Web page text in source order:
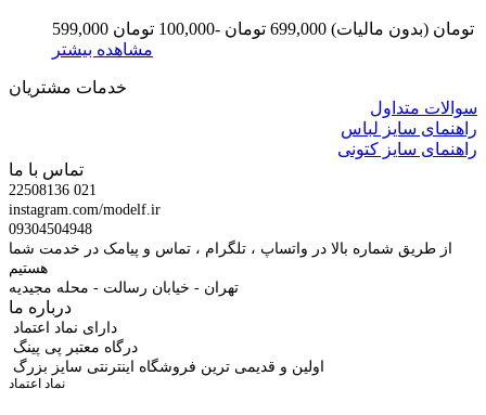
599,000 تومان (بدون مالیات) 699,000 تومان
-100,000 تومان
مشاهده بیشتر
خدمات مشتریان
سوالات متداول
راهنمای سایز لباس
راهنمای سایز کتونی
تماس با ما
22508136 021
instagram.com/modelf.ir
09304504948
از طریق شماره بالا در واتساپ ، تلگرام ، تماس و پیامک در خدمت شما
هستیم
تهران - خیابان رسالت - محله مجیدیه
درباره ما
دارای نماد اعتماد
درگاه معتبر پی پینگ
اولین و قدیمی ترین فروشگاه اینترنتی سایز بزرگ
نماد اعتماد